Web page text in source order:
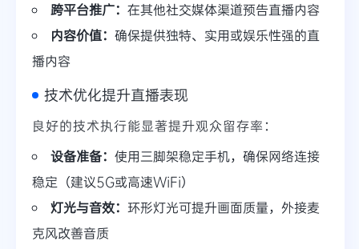
跨平台推广： 在其他社交媒体渠道预告直播内容
内容价值： 确保提供独特、实用或娱乐性强的直
播内容
技术优化提升直播表现
良好的技术执行能显著提升观众留存率：
设备准备： 使用三脚架稳定手机，确保网络连接
稳定（建议5G或高速WiFi）
灯光与音效： 环形灯光可提升画面质量，外接麦
克风改善音质